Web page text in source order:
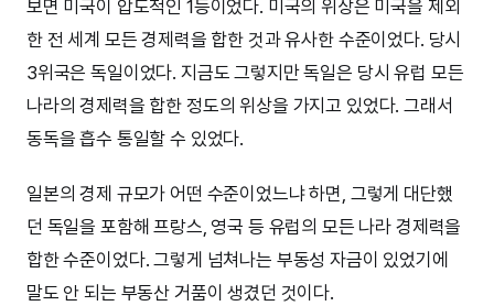
보면 미국이 압도적인 1등이었다. 미국의 위상은 미국을 제외
한 전 세계 모든 경제력을 합한 것과 유사한 수준이었다. 당시
3위국은 독일이었다. 지금도 그렇지만 독일은 당시 유럽 모든
나라의 경제력을 합한 정도의 위상을 가지고 있었다. 그래서
동독을 흡수 통일할 수 있었다.
일본의 경제 규모가 어떤 수준이었느냐 하면, 그렇게 대단했
던 독일을 포함해 프랑스, 영국 등 유럽의 모든 나라 경제력을
합한 수준이었다. 그렇게 넘쳐나는 부동성 자금이 있었기에
말도 안 되는 부동산 거품이 생겼던 것이다.